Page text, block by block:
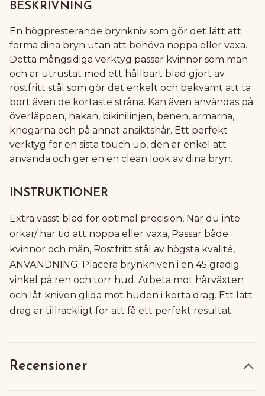
BESKRIVNING
En högpresterande brynkniv som gör det lätt att
forma dina bryn utan att behöva noppa eller vaxa.
Detta mångsidiga verktyg passar kvinnor som män
och är utrustat med ett hållbart blad gjort av
rostfritt stål som gör det enkelt och bekvämt att ta
bort även de kortaste stråna. Kan även användas på
överläppen, hakan, bikinilinjen, benen, armarna,
knogarna och på annat ansiktshår. Ett perfekt
verktyg för en sista touch up, den är enkel att
använda och ger en en clean look av dina bryn.
INSTRUKTIONER
Extra vasst blad för optimal precision, När du inte
orkar/ har tid att noppa eller vaxa, Passar både
kvinnor och män, Rostfritt stål av högsta kvalité,
ANVÄNDNING: Placera brynkniven i en 45 gradig
vinkel på ren och torr hud. Arbeta mot hårväxten
och låt kniven glida mot huden i korta drag. Ett lätt
drag är tillräckligt för att få ett perfekt resultat.
Recensioner